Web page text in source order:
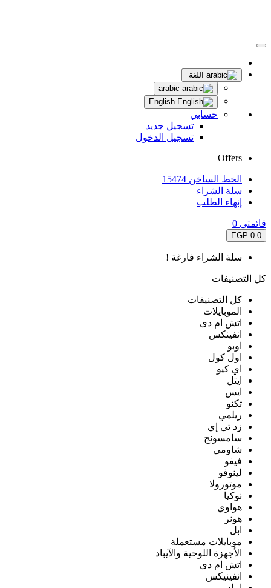
اللغة
حسابي
تسجيل جديد
تسجيل الدخول
Offers
الخط الساخن 15474
سلة الشراء
إنهاء الطلب
قائمتى 0
0
0 EGP
سلة الشراء فارغة !
كل التصنيفات
كل التصنيفات
الموبايلات
اتش ام دى
انفينكس
اوبو
اول كول
اي كيو
ايتل
ايس
تكنو
ريلمي
زد تي إي
سامسونج
شاومي
فيفو
لينوفو
موتورولا
نوكيا
هواوي
هونر
ابل
موبايلات مستعملة
الأجهزة اللوحية والآيباد
اتش ام دى
انفينيكس